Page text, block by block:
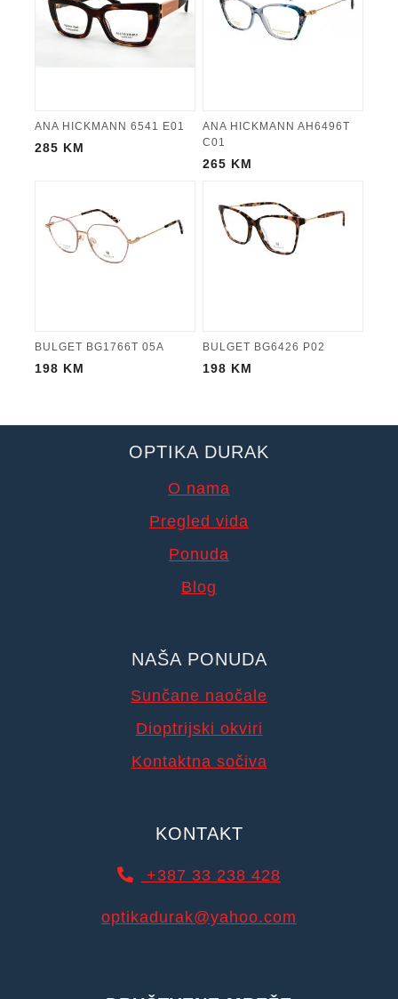
ANA HICKMANN 6541 E01
285 KM
ANA HICKMANN AH6496T
C01
265 KM
BULGET BG1766T 05A
198 KM
BULGET BG6426 P02
198 KM
OPTIKA DURAK
O nama
Pregled vida
Ponuda
Blog
NAŠA PONUDA
Sunčane naočale
Dioptrijski okviri
Kontaktna sočiva
KONTAKT
+387 33 238 428
optikadurak@yahoo.com